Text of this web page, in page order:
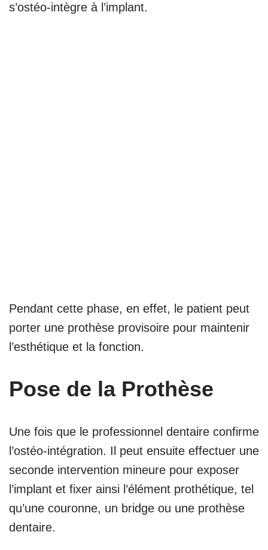
s’ostéo-intègre à l’implant.
Pendant cette phase, en effet, le patient peut
porter une prothèse provisoire pour maintenir
l’esthétique et la fonction.
Pose de la Prothèse
Une fois que le professionnel dentaire confirme
l’ostéo-intégration. Il peut ensuite effectuer une
seconde intervention mineure pour exposer
l’implant et fixer ainsi l’élément prothétique, tel
qu’une couronne, un bridge ou une prothèse
dentaire.